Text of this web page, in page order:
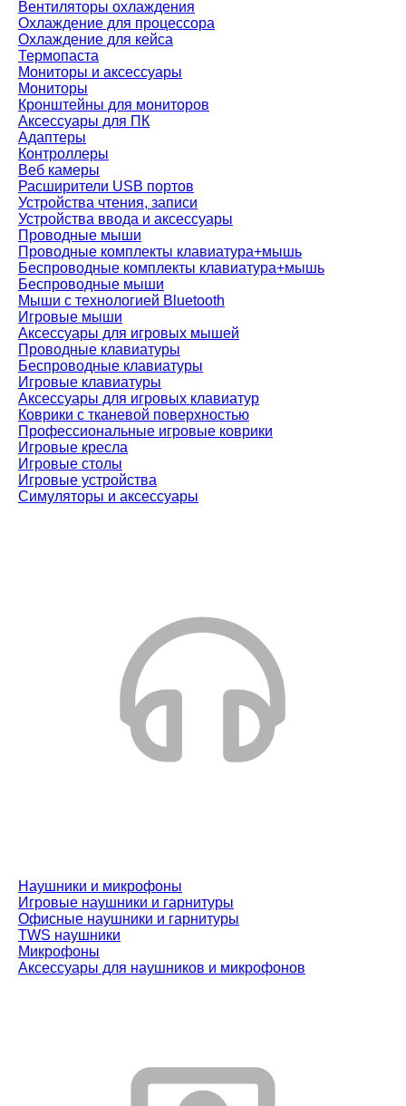
Вентиляторы охлаждения
Охлаждение для процессора
Охлаждение для кейса
Термопаста
Мониторы и аксессуары
Мониторы
Кронштейны для мониторов
Аксессуары для ПК
Адаптеры
Контроллеры
Веб камеры
Расширители USB портов
Устройства чтения, записи
Устройства ввода и аксессуары
Проводные мыши
Проводные комплекты клавиатура+мышь
Беспроводные комплекты клавиатура+мышь
Беспроводные мыши
Мыши с технологией Bluetooth
Игровые мыши
Аксессуары для игровых мышей
Проводные клавиатуры
Беспроводные клавиатуры
Игровые клавиатуры
Аксессуары для игровых клавиатур
Коврики с тканевой поверхностью
Профессиональные игровые коврики
Игровые кресла
Игровые столы
Игровые устройства
Симуляторы и аксессуары
Наушники и микрофоны
Игровые наушники и гарнитуры
Офисные наушники и гарнитуры
TWS наушники
Микрофоны
Аксессуары для наушников и микрофонов